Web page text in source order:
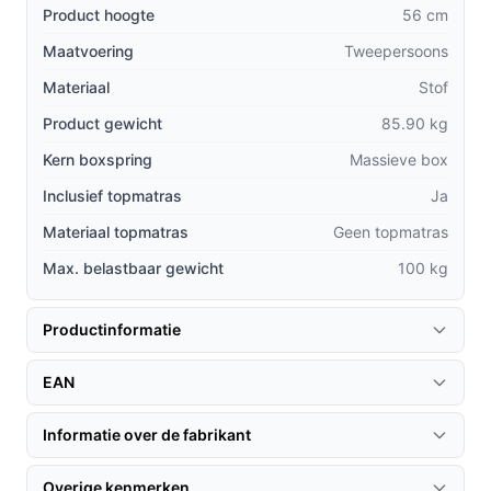
Robuuste constructie: In tegenstelling tot
solide basis die jarenlang meegaat.
Betaalbaarheid: Je krijgt de luxe van een boxspring
zonder de hoge prijs van premium merken.
Ondersteuning: De combinatie van bonellvering en
comfortschuim biedt een ongeëvenaarde
slaapervaring die je bij andere modellen vaak niet
vindt.
Gebruik & praktische tips
Om optimaal te profiteren van je boxspring, volgen hier
enkele handige tips:
Installatie & setup
De Maxi Owen Boxspring is eenvoudig te installeren.
Volg deze stappen voor een probleemloze opbouw:
Product hoogte
56 cm
Maatvoering
Tweepersoons
Materiaal
Stof
Product gewicht
85.90 kg
Kern boxspring
Massieve box
Inclusief topmatras
Ja
Materiaal topmatras
Geen topmatras
Max. belastbaar gewicht
100 kg
Productinformatie
EAN
Informatie over de fabrikant
Overige kenmerken